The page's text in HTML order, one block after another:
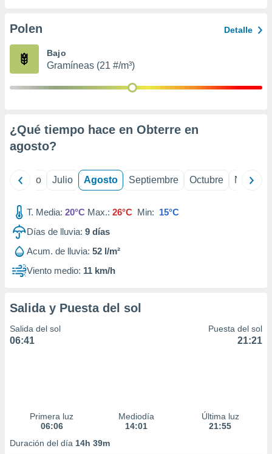
e
mediante
de
1199
Polen Detalle
Bajo
Gramíneas (21 #/m³)
¿Qué tiempo hace en Obterre en
agosto?
Junio Julio Agosto Septiembre Octubre
T. Media: 20°C Max.: 26°C Min: 15°C
Días de lluvia: 9 días
Acum. de lluvia: 52 l/m²
Viento medio: 11 km/h
Salida y Puesta del sol
Salida del sol
06:41
Puesta del sol
21:21
Primera luz
06:06
Mediodía
14:01
Última luz
21:55
Duración del día 14h 39m